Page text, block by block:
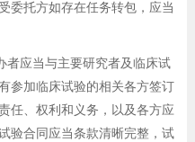
委托方如存在任务转包，应当
应当与主要研究者及临床试
参加临床试验的相关各方签订
任、权利和义务，以及各方应
验合同应当条款清晰完整，试